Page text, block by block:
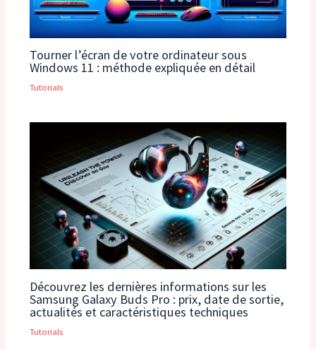
Tourner l’écran de votre ordinateur sous
Windows 11 : méthode expliquée en détail
Tutorials
Découvrez les dernières informations sur les
Samsung Galaxy Buds Pro : prix, date de sortie,
actualités et caractéristiques techniques
Tutorials